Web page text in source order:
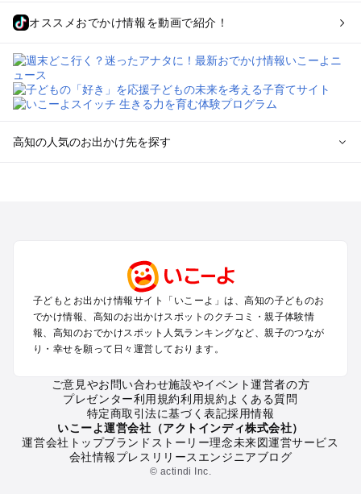
オススメおでかけ情報を動画で紹介！
高知の人気のお出かけ先を探す
高知の定番お出かけスポット
高知の遊園地
高知の動物園
高知のバーベキュー
高知の牧場
高知のプール
高知のアスレチック
高知の公園・総合公園
高知の観光
子どもとお出かけ情報サイト「いこーよ」は、高知の子どものお
でかけ情報、高知のお出かけスポットのクチコミ・親子体験情
報、高知のおでかけスポット人気ランキングなど、親子のつなが
り・幸せを願って日々運営しております。
ご意見やお問い合わせ施設やイベント運営者の方
プレゼンター利用規約利用規約よくある質問
特定商取引法に基づく表記採用情報
いこーよ運営会社（アクトインディ株式会社）
運営会社トップブランドストーリー理念未来図運営サービス
会社情報プレスリリース エンジニアブログ
© actindi Inc.